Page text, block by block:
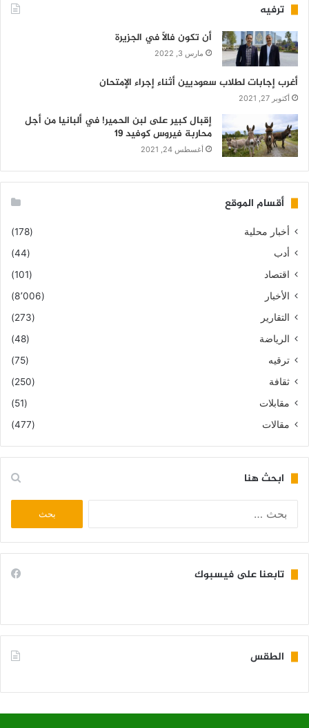
ترفيه
أن تكون فالاً في الجزيرة
مارس 3, 2022
أغرب إجابات لطلاب سعوديين أثناء إجراء الإمتحان
أكتوبر 27, 2021
إقبال كبير على لبن الحمير! في ألبانيا من أجل
محاربة فيروس كوفيد 19
أغسطس 24, 2021
أقسام الموقع
أخبار محلية
(178)
أدب
(44)
اقتصاد
(101)
الأخبار
(8٬006)
التقارير
(273)
الرياضة
(48)
ترقيه
(75)
ثقافة
(250)
مقابلات
(51)
مقالات
(477)
ابحث هنا
تابعنا على فيسبوك
الطقس